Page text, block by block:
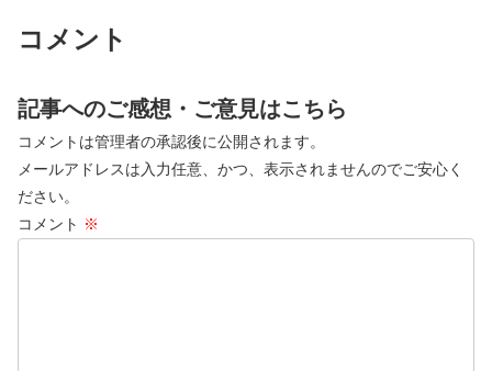
コメント
記事へのご感想・ご意見はこちら
コメントは管理者の承認後に公開されます。
メールアドレスは入力任意、かつ、表示されませんのでご安心く
ださい。
コメント ※